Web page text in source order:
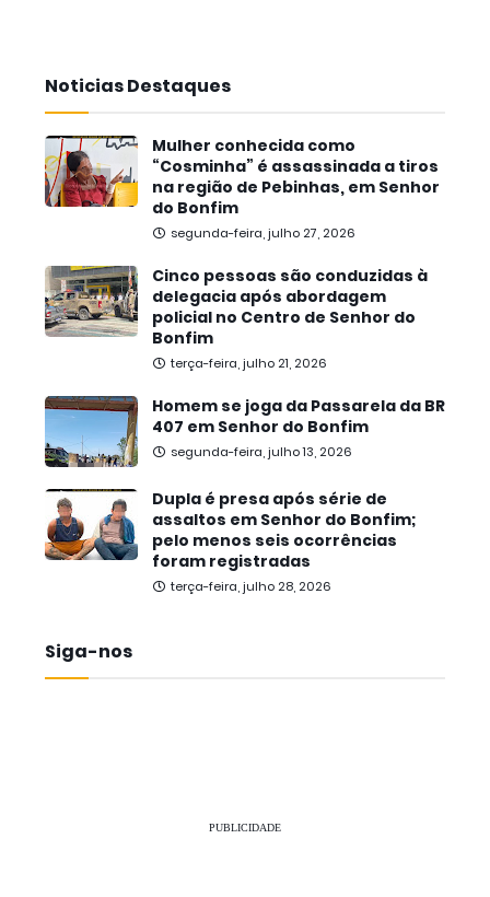
Noticias Destaques
Mulher conhecida como
“Cosminha” é assassinada a tiros
na região de Pebinhas, em Senhor
do Bonfim
segunda-feira, julho 27, 2026
Cinco pessoas são conduzidas à
delegacia após abordagem
policial no Centro de Senhor do
Bonfim
terça-feira, julho 21, 2026
Homem se joga da Passarela da BR
407 em Senhor do Bonfim
segunda-feira, julho 13, 2026
Dupla é presa após série de
assaltos em Senhor do Bonfim;
pelo menos seis ocorrências
foram registradas
terça-feira, julho 28, 2026
Siga-nos
PUBLICIDADE